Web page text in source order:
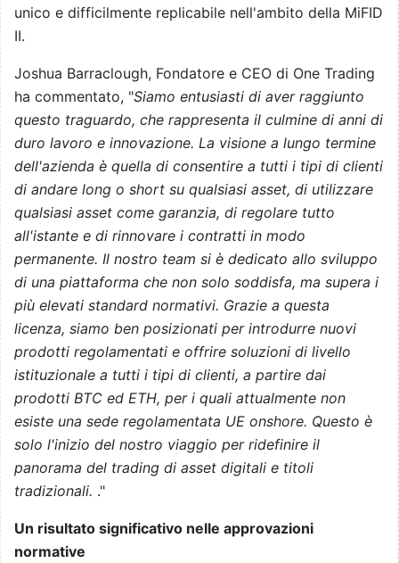
unico e difficilmente replicabile nell'ambito della MiFID
II.
Joshua Barraclough, Fondatore e CEO di One Trading
ha commentato, "Siamo entusiasti di aver raggiunto
questo traguardo, che rappresenta il culmine di anni di
duro lavoro e innovazione. La visione a lungo termine
dell'azienda è quella di consentire a tutti i tipi di clienti
di andare long o short su qualsiasi asset, di utilizzare
qualsiasi asset come garanzia, di regolare tutto
all'istante e di rinnovare i contratti in modo
permanente. Il nostro team si è dedicato allo sviluppo
di una piattaforma che non solo soddisfa, ma supera i
più elevati standard normativi. Grazie a questa
licenza, siamo ben posizionati per introdurre nuovi
prodotti regolamentati e offrire soluzioni di livello
istituzionale a tutti i tipi di clienti, a partire dai
prodotti BTC ed ETH, per i quali attualmente non
esiste una sede regolamentata UE onshore. Questo è
solo l'inizio del nostro viaggio per ridefinire il
panorama del trading di asset digitali e titoli
tradizionali. ."
Un risultato significativo nelle approvazioni
normative